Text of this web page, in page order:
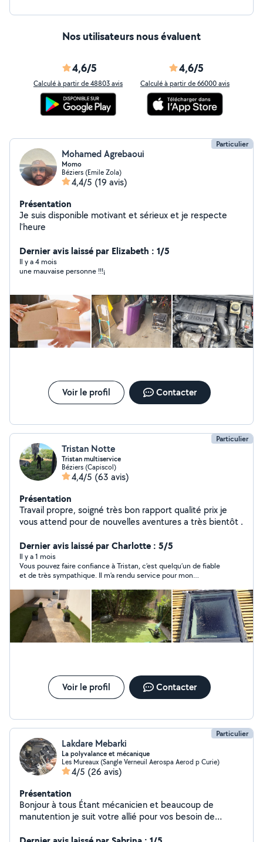
Nos utilisateurs nous évaluent
4,6/5
Calculé à partir de 48803 avis
4,6/5
Calculé à partir de 66000 avis
Particulier
Mohamed Agrebaoui
Momo
Béziers (Emile Zola)
4,4/5 (19 avis)
Présentation
Je suis disponible motivant et sérieux et je respecte
l'heure
Dernier avis laissé par Elizabeth : 1/5
Il y a 4 mois
une mauvaise personne !!!¡
Voir le profil Contacter
Particulier
Tristan Notte
Tristan multiservice
Béziers (Capiscol)
4,4/5 (63 avis)
Présentation
Travail propre, soigné très bon rapport qualité prix je
vous attend pour de nouvelles aventures a très bientôt .
Dernier avis laissé par Charlotte : 5/5
Il y a 1 mois
Vous pouvez faire confiance à Tristan, c’est quelqu’un de fiable
et de très sympathique. Il m’a rendu service pour mon
n’hésiterais pas à avoir recours une nouvelle fois à ses services
en cas de besoin.
Voir le profil Contacter
Particulier
Lakdare Mebarki
La polyvalance et mécanique
Les Mureaux (Sangle Verneuil Aerospa Aerod p Curie)
4/5 (26 avis)
Présentation
Bonjour à tous Étant mécanicien et beaucoup de
manutention je suit votre allié pour vos besoin de